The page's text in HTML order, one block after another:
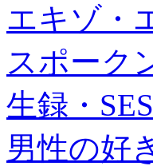
エキゾ・
スポーク
生録・SE
男性の好